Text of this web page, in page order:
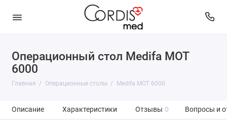
Операционный стол Medifa MOT
6000
Главная Операционные столы Medifa MOT 6000
Описание Характеристики Отзывы 0 Вопросы и